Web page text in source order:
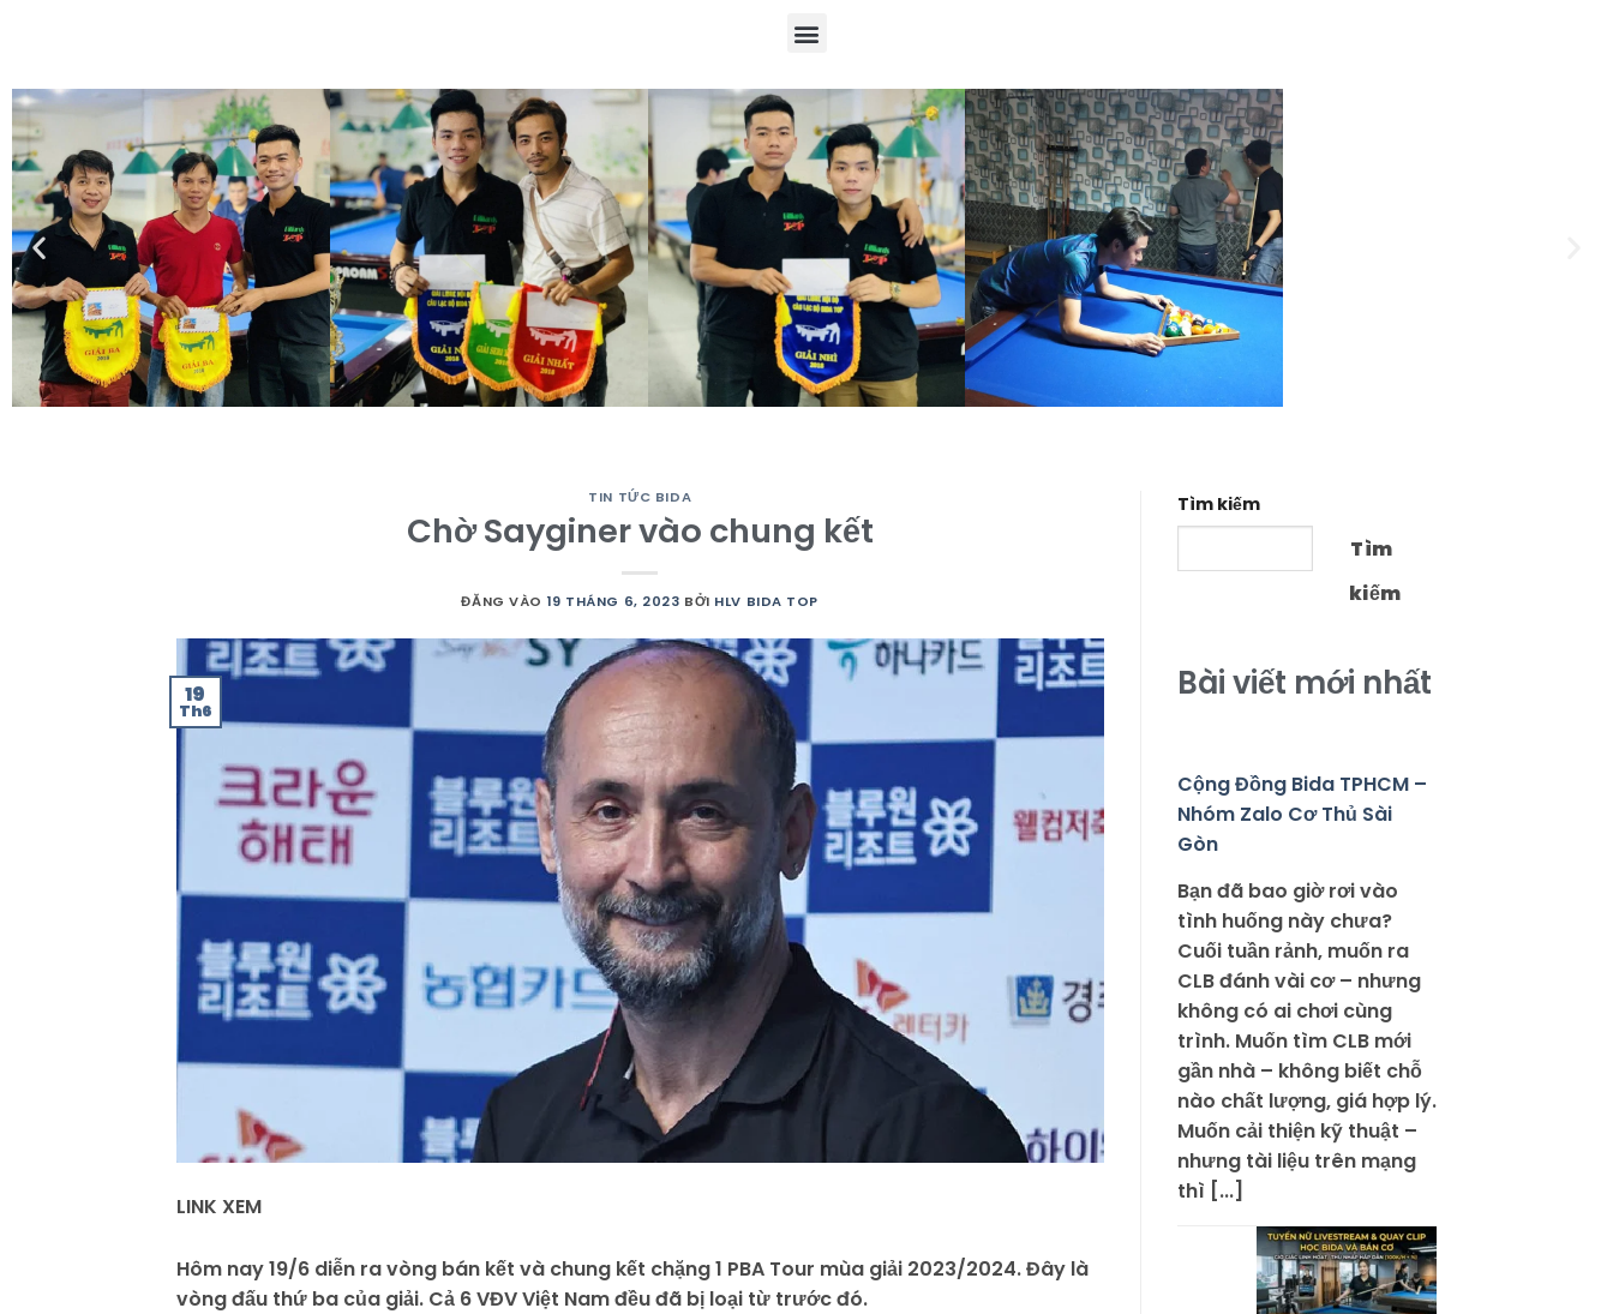
TIN TỨC BIDA
Chờ Sayginer vào chung kết
ĐĂNG VÀO 19 THÁNG 6, 2023 BỞI HLV BIDA TOP
19
Th6
LINK XEM
Hôm nay 19/6 diễn ra vòng bán kết và chung kết chặng 1 PBA Tour mùa giải 2023/2024. Đây là
vòng đấu thứ ba của giải. Cả 6 VĐV Việt Nam đều đã bị loại từ trước đó.
Tìm kiếm
Tìm
kiếm
Bài viết mới nhất
Cộng Đồng Bida TPHCM –
Nhóm Zalo Cơ Thủ Sài
Gòn
Bạn đã bao giờ rơi vào
tình huống này chưa?
Cuối tuần rảnh, muốn ra
CLB đánh vài cơ – nhưng
không có ai chơi cùng
trình. Muốn tìm CLB mới
gần nhà – không biết chỗ
nào chất lượng, giá hợp lý.
Muốn cải thiện kỹ thuật –
nhưng tài liệu trên mạng
thì [...]